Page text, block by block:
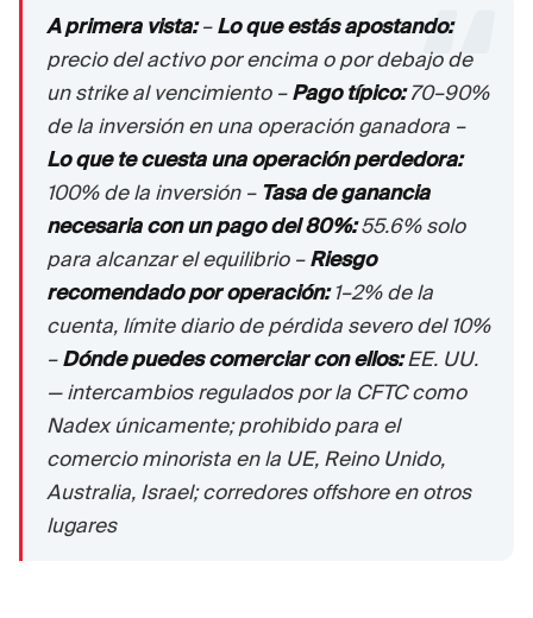
A primera vista:–Lo que estás apostando:
precio del activo por encima o por debajo de
un strike al vencimiento –Pago típico:70–90%
de la inversión en una operación ganadora –
Lo que te cuesta una operación perdedora:
100% de la inversión – Tasa de ganancia
necesaria con un pago del 80%:55.6% solo
para alcanzar el equilibrio –Riesgo
recomendado por operación:1–2% de la
cuenta, límite diario de pérdida severo del 10%
–Dónde puedes comerciar con ellos:EE. UU.
— intercambios regulados por la CFTC como
Nadex únicamente; prohibido para el
comercio minorista en la UE, Reino Unido,
Australia, Israel; corredores offshore en otros
lugares